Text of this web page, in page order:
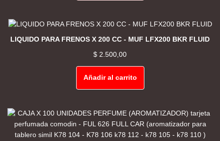
LIQUIDO PARA FRENOS X 200 CC - MUF LFX200 BKR FLUID
$ 2.500,00
Añadir al carrito